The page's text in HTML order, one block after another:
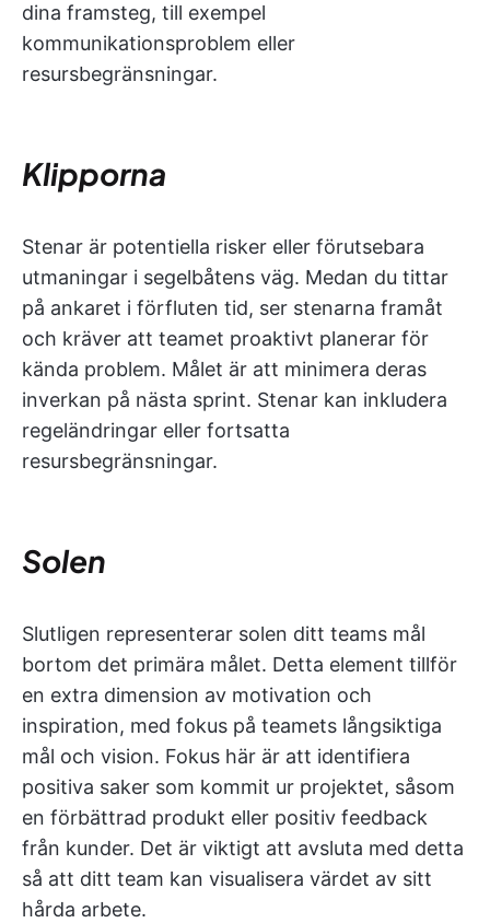
dina framsteg, till exempel
kommunikationsproblem eller
resursbegränsningar.
Klipporna
Stenar är potentiella risker eller förutsebara
utmaningar i segelbåtens väg. Medan du tittar
på ankaret i förfluten tid, ser stenarna framåt
och kräver att teamet proaktivt planerar för
kända problem. Målet är att minimera deras
inverkan på nästa sprint. Stenar kan inkludera
regeländringar eller fortsatta
resursbegränsningar.
Solen
Slutligen representerar solen ditt teams mål
bortom det primära målet. Detta element tillför
en extra dimension av motivation och
inspiration, med fokus på teamets långsiktiga
mål och vision. Fokus här är att identifiera
positiva saker som kommit ur projektet, såsom
en förbättrad produkt eller positiv feedback
från kunder. Det är viktigt att avsluta med detta
så att ditt team kan visualisera värdet av sitt
hårda arbete.